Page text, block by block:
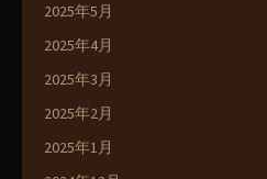
2025年5月
2025年4月
2025年3月
2025年2月
2025年1月